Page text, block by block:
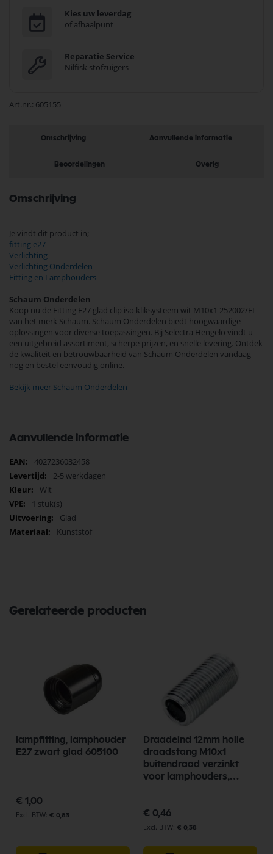
Kies uw leverdag
of afhaalpunt
Reparatie Service
Nilfisk stofzuigers
Art.nr. 605155
Omschrijving Aanvullende informatie
Beoordelingen Overig
Omschrijving
Je vindt dit product in;
fitting e27
Verlichting
Verlichting Onderdelen
Fitting en Lamphouders
Schaum Onderdelen
Koop nu de Fitting E27 glad clip iso kliksysteem wit M10x1 252002/EL
van het merk Schaum. Schaum Onderdelen biedt hoogwaardige
oplossingen voor diverse toepassingen. Bij Selectra Hengelo vindt u
een uitgebreid assortiment, scherpe prijzen, en snelle levering. Ontdek
de kwaliteit en betrouwbaarheid van Schaum Onderdelen vandaag
nog en bestel eenvoudig online.
Bekijk meer Schaum Onderdelen
Aanvullende informatie
Meer
informatie
4027236032458
2-5 werkdagen
Wit
1 stuk(s)
Glad
Kunststof
Gerelateerde producten
lampfitting, lamphouder
E27 zwart glad 605100
€ 1,00
€ 0,83
Draadeind 12mm holle
draadstang M10x1
buitendraad verzinkt
voor lamphouders,
€ 0,46
€ 0,38